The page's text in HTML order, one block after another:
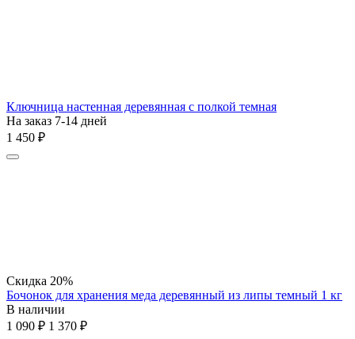
Ключница настенная деревянная с полкой темная
На заказ 7-14 дней
1 450 ₽
Скидка 20%
Бочонок для хранения меда деревянный из липы темный 1 кг
В наличии
1 090 ₽ 1 370 ₽